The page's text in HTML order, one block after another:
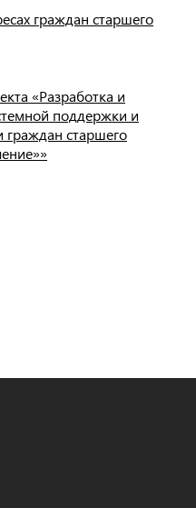
граждан старшего
«Разработка и
поддержки и
старшего